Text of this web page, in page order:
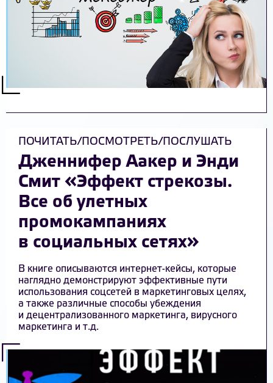
ПОЧИТАТЬ/ПОСМОТРЕТЬ/ПОСЛУШАТЬ
Дженнифер Аакер и Энди
Смит «Эффект стрекозы.
Все об улетных
промокампаниях
в социальных сетях»
В книге описываются интернет-кейсы, которые
наглядно демонстрируют эффективные пути
использования соцсетей в маркетинговых целях,
а также различные способы убеждения
и децентрализованного маркетинга, вирусного
маркетинга и т.д.